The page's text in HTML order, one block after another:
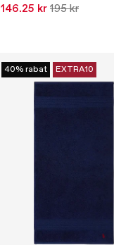
146.25 kr 195 kr
40% rabat EXTRA10